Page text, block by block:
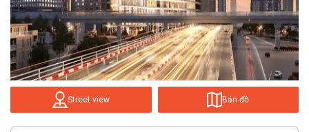
Street view Bản đồ